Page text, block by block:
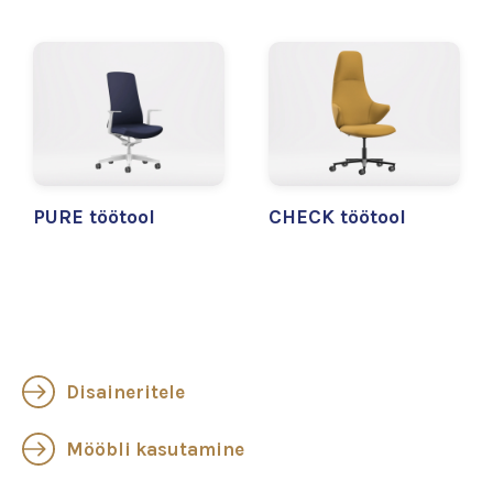
PURE töötool CHECK töötool
Disaineritele
Mööbli kasutamine